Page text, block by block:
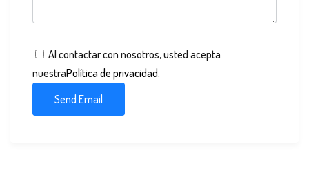
Al contactar con nosotros, usted acepta
nuestraPolítica de privacidad.